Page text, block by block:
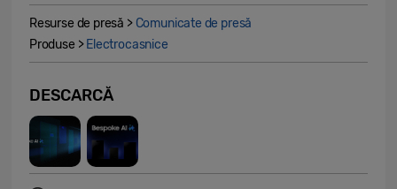
Resurse de presă > Comunicate de presă
Produse > Electrocasnice
DESCARCĂ